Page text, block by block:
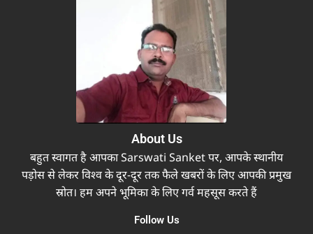
About Us
बहुत स्वागत है आपका Sarswati Sanket पर, आपके स्थानीय
पड़ोस से लेकर विश्व के दूर-दूर तक फैले खबरों के लिए आपकी प्रमुख
स्रोत। हम अपने भूमिका के लिए गर्व महसूस करते हैं
Follow Us